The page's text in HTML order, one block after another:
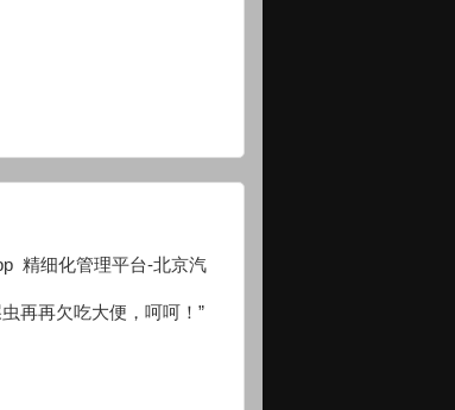
精细化管理平台-北京汽
再再欠吃大便，呵呵！”